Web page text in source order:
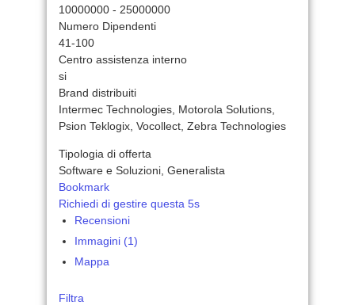
10000000 - 25000000
Numero Dipendenti
41-100
Centro assistenza interno
si
Brand distribuiti
Intermec Technologies, Motorola Solutions,
Psion Teklogix, Vocollect, Zebra Technologies
Tipologia di offerta
Software e Soluzioni, Generalista
Bookmark
Richiedi di gestire questa 5s
Recensioni
Immagini (1)
Mappa
Filtra